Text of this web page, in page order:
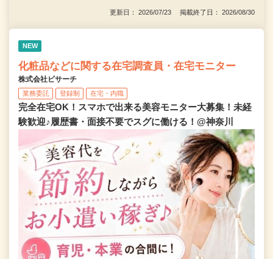
更新日： 2026/07/23 掲載終了日： 2026/08/30
NEW
化粧品などに関する在宅調査員・在宅モニター
株式会社ビサーチ
業務委託 登録制 在宅・内職
完全在宅OK！スマホで出来る美容モニター大募集！未経
験歓迎♪履歴書・面接不要でスグに働ける！@神奈川